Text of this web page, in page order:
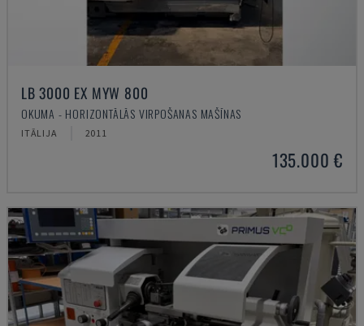
LB 3000 EX MYW 800
OKUMA - HORIZONTĀLĀS VIRPOŠANAS MAŠĪNAS
ITĀLIJA 2011
135.000 €